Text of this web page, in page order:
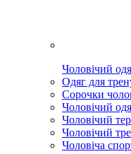
Чоловічий
Одяг для
Сорочки
Чоловічий
Чоловічий
Чоловічий
Чоловіча